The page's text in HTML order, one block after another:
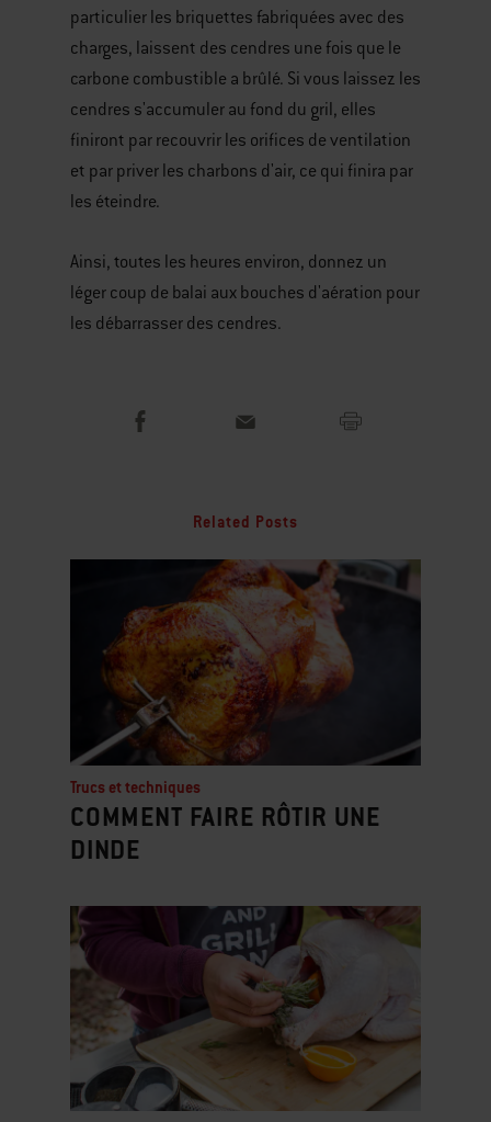
particulier les briquettes fabriquées avec des
charges, laissent des cendres une fois que le
carbone combustible a brûlé. Si vous laissez les
cendres s'accumuler au fond du gril, elles
finiront par recouvrir les orifices de ventilation
et par priver les charbons d'air, ce qui finira par
les éteindre.
Ainsi, toutes les heures environ, donnez un
léger coup de balai aux bouches d'aération pour
les débarrasser des cendres.
Related Posts
Trucs et techniques
COMMENT FAIRE RÔTIR UNE
DINDE